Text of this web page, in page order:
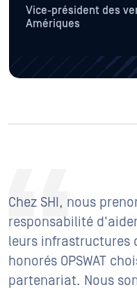
Vice-président des
Amériques
Chez SHI, nous
responsabilité
leurs infrastructures
honorés OPSWAT
partenariat. Nous